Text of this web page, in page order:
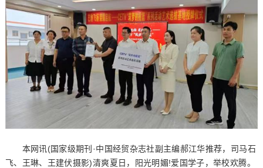
本网讯(国家级期刊·中国经贸杂志社副主编郝江华推荐，司马石
飞、王琳、王建伏摄影)清爽夏日，阳光明媚!爱国学子，举校欢腾。